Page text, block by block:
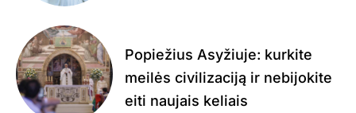
Popiežius Asyžiuje: kurkite
meilės civilizaciją ir nebijokite
eiti naujais keliais